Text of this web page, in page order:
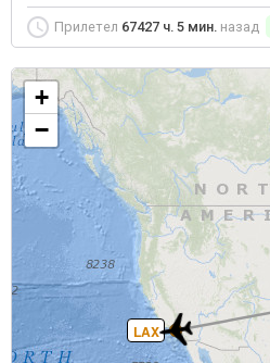
Прилетел 67427 ч. 5 мин. назад
LAX
+
−